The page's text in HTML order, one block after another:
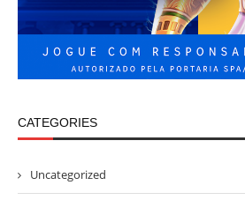
CATEGORIES
Uncategorized